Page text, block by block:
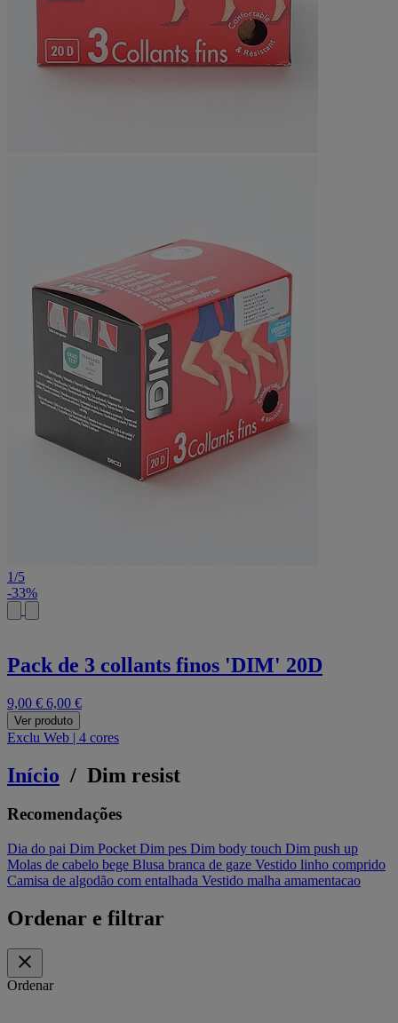
1/5
-33%
Pack de 3 collants finos 'DIM' 20D
9,00 € 6,00 €
Ver produto
Exclu Web | 4 cores
Início / Dim resist
Recomendações
Dia do pai Dim Pocket Dim pes Dim body touch Dim push up
Molas de cabelo bege Blusa branca de gaze Vestido linho comprido
Camisa de algodão com entalhada Vestido malha amamentacao
Ordenar e filtrar
Ordenar